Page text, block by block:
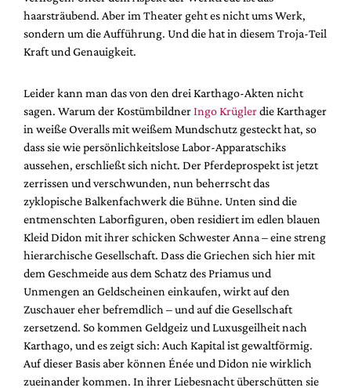
haarsträubend. Aber im Theater geht es nicht ums Werk,
sondern um die Aufführung. Und die hat in diesem Troja-Teil
Kraft und Genauigkeit.
Leider kann man das von den drei Karthago-Akten nicht
sagen. Warum der KostümbildnerIngo Krüglerdie Karthager
in weiße Overalls mit weißem Mundschutz gesteckt hat, so
dass sie wie persönlichkeitslose Labor-Apparatschiks
aussehen, erschließt sich nicht. Der Pferdeprospekt ist jetzt
zerrissen und verschwunden, nun beherrscht das
zyklopische Balkenfachwerk die Bühne. Unten sind die
entmenschten Laborfiguren, oben residiert im edlen blauen
Kleid Didon mit ihrer schicken Schwester Anna – eine streng
hierarchische Gesellschaft. Dass die Griechen sich hier mit
dem Geschmeide aus dem Schatz des Priamus und
Unmengen an Geldscheinen einkaufen, wirkt auf den
Zuschauer eher befremdlich – und auf die Gesellschaft
zersetzend. So kommen Geldgeiz und Luxusgeilheit nach
Karthago, und es zeigt sich: Auch Kapital ist gewaltförmig.
Auf dieser Basis aber können Énée und Didon nie wirklich
zueinander kommen. In ihrer Liebesnacht überschütten sie